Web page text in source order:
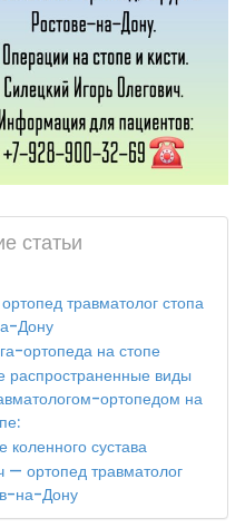
статьи
травматолог стопа
Дону
ортопеда на стопе
виды
ортопедом на
коленного сустава
— ортопед травматолог
на-Дону